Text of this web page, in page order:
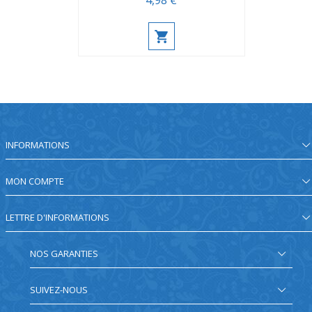
INFORMATIONS
MON COMPTE
LETTRE D'INFORMATIONS
NOS GARANTIES
SUIVEZ-NOUS